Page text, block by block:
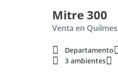
Mitre 300
Venta en
Departamento
3 ambientes